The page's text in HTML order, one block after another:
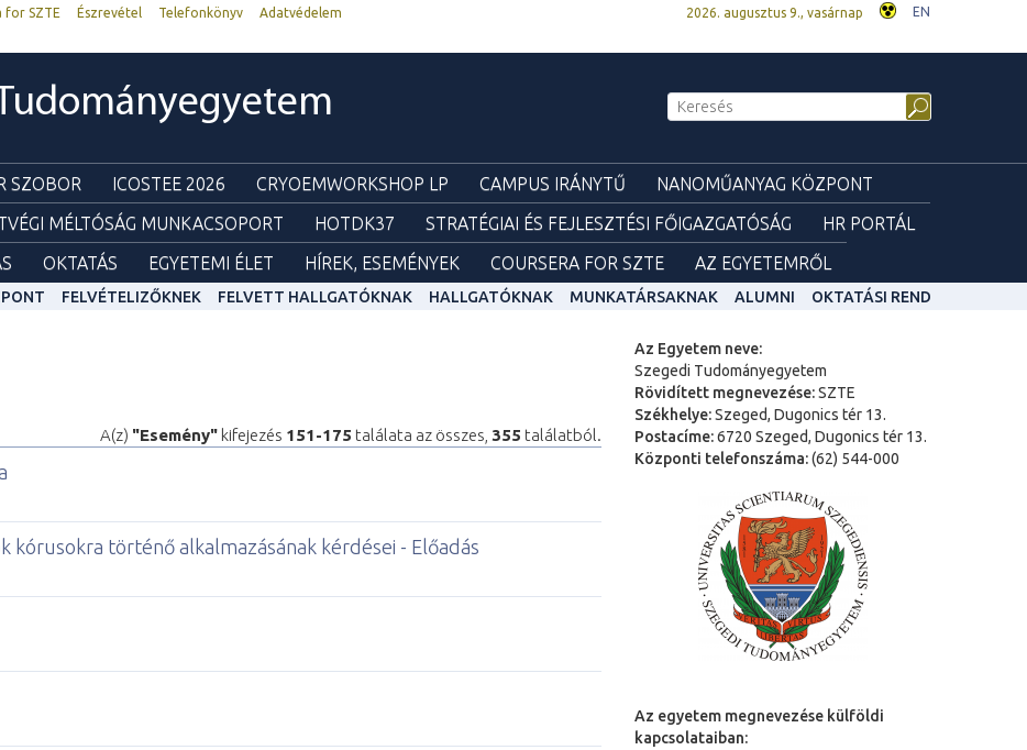
for SZTE Észrevétel Telefonkönyv
Adatvédelem
2026. augusztus 9., vasárnap EN
SZOBOR ICOSTEE 2026 CRYOEMWORKSHOP LP CAMPUS IRÁNYTŰ
NANOMŰANYAG KÖZPONT
MÉLTÓSÁG MUNKACSOPORT HOTDK37 STRATÉGIAI ÉS FEJLESZTÉSI FŐIGAZGATÓSÁG
HR PORTÁL
OKTATÁS EGYETEMI ÉLET HÍREK, ESEMÉNYEK COURSERA FOR SZTE AZ EGYETEMRŐL
FELVÉTELIZŐKNEK FELVETT HALLGATÓKNAK HALLGATÓKNAK MUNKATÁRSAKNAK ALUMNI OKTATÁSI REND
A(z) "Esemény" kifejezés 151-175 találata az összes, 355 találatból.
történő alkalmazásának kérdései - Előadás
Az Egyetem neve:
Szegedi Tudományegyetem
Rövidített megnevezése:SZTE
Székhelye:Szeged, Dugonics tér 13.
Postacíme:6720 Szeged, Dugonics tér 13.
Központi telefonszáma:(62) 544-000
Az egyetem megnevezése külföldi
kapcsolataiban: